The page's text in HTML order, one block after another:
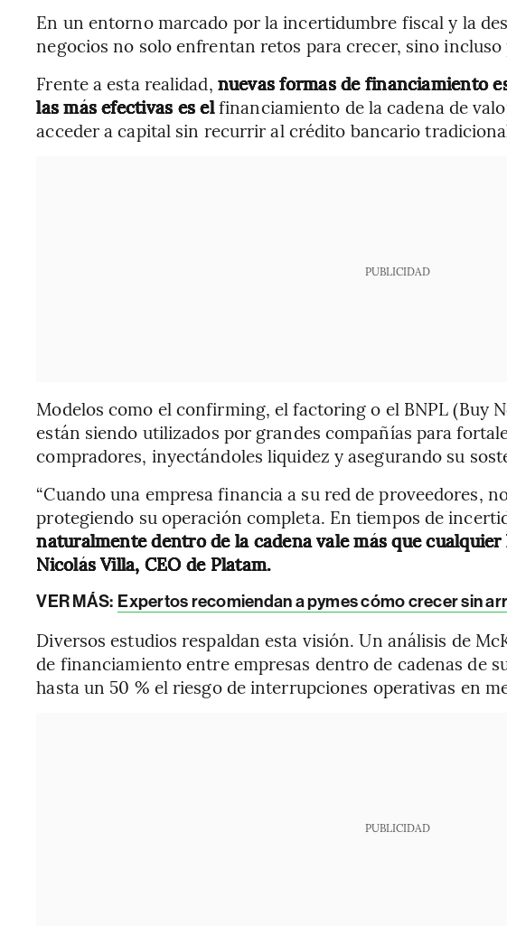
En un entorno marcado por la incertidumbre fiscal y la
negocios no solo enfrentan retos para crecer, sino
Frente a esta realidad, nuevas formas de financiamiento
las más efectivas es elfinanciamiento de la cadena de
acceder a capital sin recurrir al crédito bancario
PUBLICIDAD
Modelos como el confirming, el factoring o el BNPL (Buy
están siendo utilizados por grandes compañías para
compradores, inyectándoles liquidez y asegurando su
“Cuando una empresa financia a su red de proveedores,
protegiendo su operación completa. En tiempos de
naturalmente dentro de la cadena vale más que
Nicolás Villa, CEO de Platam.
VER MÁS: Expertos recomiendan a pymes cómo crecer sin
Diversos estudios respaldan esta visión. Un análisis de
de financiamiento entre empresas dentro de cadenas de
hasta un 50 % el riesgo de interrupciones operativas en
PUBLICIDAD